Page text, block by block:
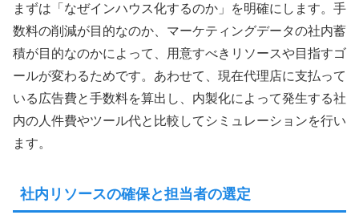
まずは「なぜインハウス化するのか」を明確にします。手
数料の削減が目的なのか、マーケティングデータの社内蓄
積が目的なのかによって、用意すべきリソースや目指すゴ
ールが変わるためです。あわせて、現在代理店に支払って
いる広告費と手数料を算出し、内製化によって発生する社
内の人件費やツール代と比較してシミュレーションを行い
ます。
社内リソースの確保と担当者の選定